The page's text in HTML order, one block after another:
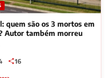
quem são os 3 mortos em
Autor também morreu
16